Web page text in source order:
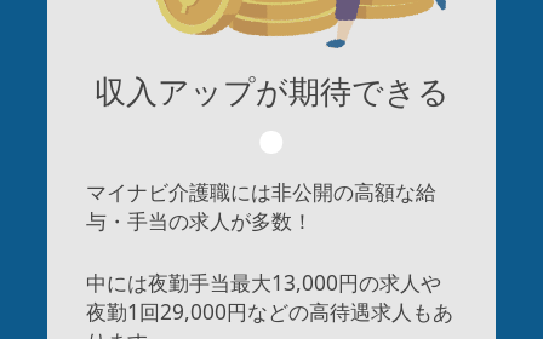
収入アップが期待できる
マイナビ介護職には非公開の高額な給
与・手当の求人が多数！
中には夜勤手当最大13,000円の求人や
夜勤1回29,000円などの高待遇求人もあ